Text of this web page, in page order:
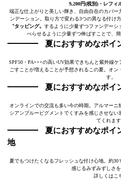
9,200円(税別)・レフィ
端正な仕上がりと美しい輝き、自由自在のカバ
ンデーション。取り方で変わる3つの異なる付け
〝タッピング〟するように少量ずつファンデー
べらせるように少量ずつ伸ばすことで、
夏におすすめなポイ
SPF50・PA+++の高いUV効果できちんと紫外線
ごすことが増えることが予想されるこの夏。オ
す。
夏におすすめなポイ
オンラインでの交流も多い今の時期。アルマー
シアンブルーピグメントでくすみを感じさせな
てくれます
夏におすすめなポイ
地
夏でもつけたくなるフレッシュな付け心地。約
感じるみずみずしさを
詳しくはこ